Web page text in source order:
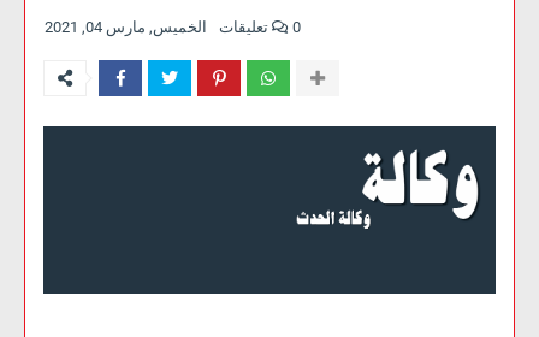
الخميس, مارس 04, 2021 0 تعليقات